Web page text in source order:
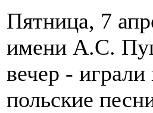
Пятница, 7
имени А.С.
вечер -
польские